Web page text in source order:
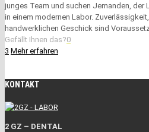
junges Team und suchen Jemanden, der
in einem modernen Labor.
handwerklichen Geschick sind
Gefällt Ihnen das?0
3 Mehr erfahren
KONTAKT
2 GZ – DENTAL